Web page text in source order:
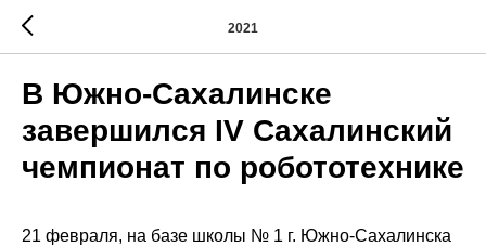
2021
В Южно-Сахалинске
завершился IV Сахалинский
чемпионат по робототехнике
21 февраля, на базе школы № 1 г. Южно-Сахалинска